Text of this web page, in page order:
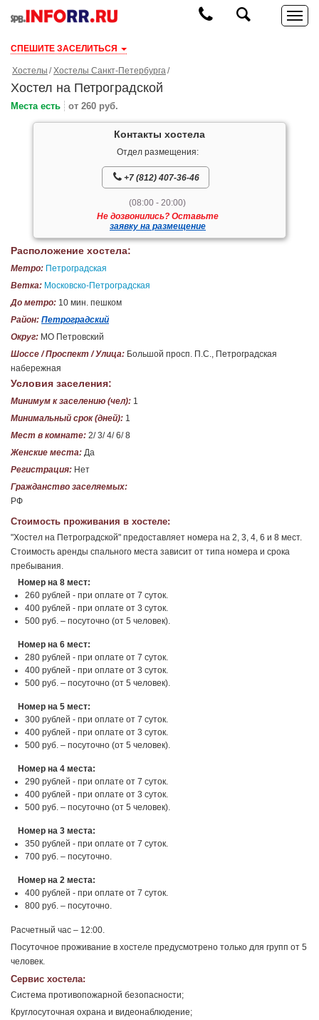
СПЕШИТЕ ЗАСЕЛИТЬСЯ
Хостелы Хостелы Санкт-Петербурга
Хостел на Петроградской
Места есть от 260 руб.
Контакты хостела
Отдел размещения:
+7 (812) 407-36-46
(08:00 - 20:00)
Не дозвонились? Оставьте
заявку на размещение
Расположение хостела:
Метро: Петроградская
Ветка: Московско-Петроградская
До метро: 10 мин. пешком
Район: Петроградский
Округ: МО Петровский
Шоссе / Проспект / Улица: Большой просп. П.С., Петроградская
набережная
Условия заселения:
Минимум к заселению (чел): 1
Минимальный срок (дней): 1
Мест в комнате: 2/ 3/ 4/ 6/ 8
Женские места: Да
Регистрация: Нет
Гражданство заселяемых:
РФ
Стоимость проживания в хостеле:
"Хостел на Петроградской" предоставляет номера на 2, 3, 4, 6 и 8 мест.
Стоимость аренды спального места зависит от типа номера и срока
пребывания.
Номер на 8 мест:
260 рублей - при оплате от 7 суток.
400 рублей - при оплате от 3 суток.
500 руб. – посуточно (от 5 человек).
Номер на 6 мест:
280 рублей - при оплате от 7 суток.
400 рублей - при оплате от 3 суток.
500 руб. – посуточно (от 5 человек).
Номер на 5 мест:
300 рублей - при оплате от 7 суток.
400 рублей - при оплате от 3 суток.
500 руб. – посуточно (от 5 человек).
Номер на 4 места:
290 рублей - при оплате от 7 суток.
400 рублей - при оплате от 3 суток.
500 руб. – посуточно (от 5 человек).
Номер на 3 места:
350 рублей - при оплате от 7 суток.
700 руб. – посуточно.
Номер на 2 места:
400 рублей - при оплате от 7 суток.
800 руб. – посуточно.
Расчетный час – 12:00.
Посуточное проживание в хостеле предусмотрено только для групп от 5
человек.
Сервис хостела:
Система противопожарной безопасности;
Круглосуточная охрана и видеонаблюдение;